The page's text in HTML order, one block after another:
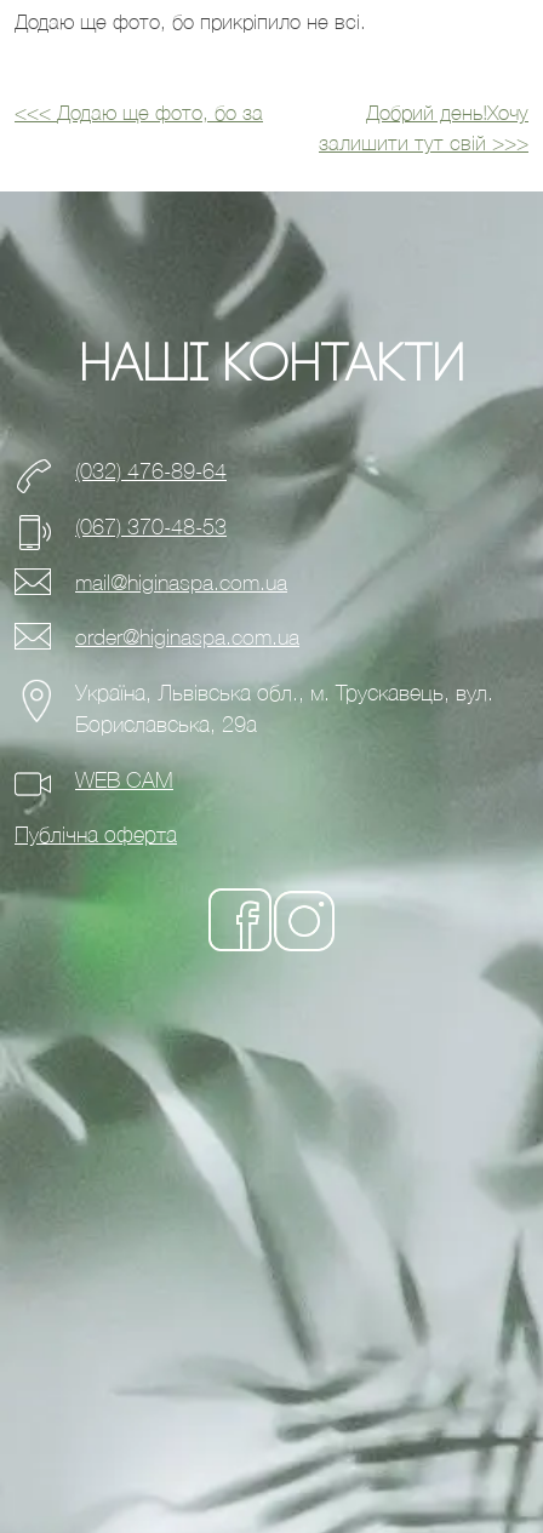
Додаю ще фото, бо прикріпило не всі.
Навігація
<<< Додаю ще фото, бо за
Добрий день!Хочу
залишити тут свій >>>
Наші Контакти
(032) 476-89-64
(067) 370-48-53
mail@higinaspa.com.ua
order@higinaspa.com.ua
Україна, Львівська обл., м. Трускавець, вул.
Бориславська, 29а
WEB CAM
Публічна оферта